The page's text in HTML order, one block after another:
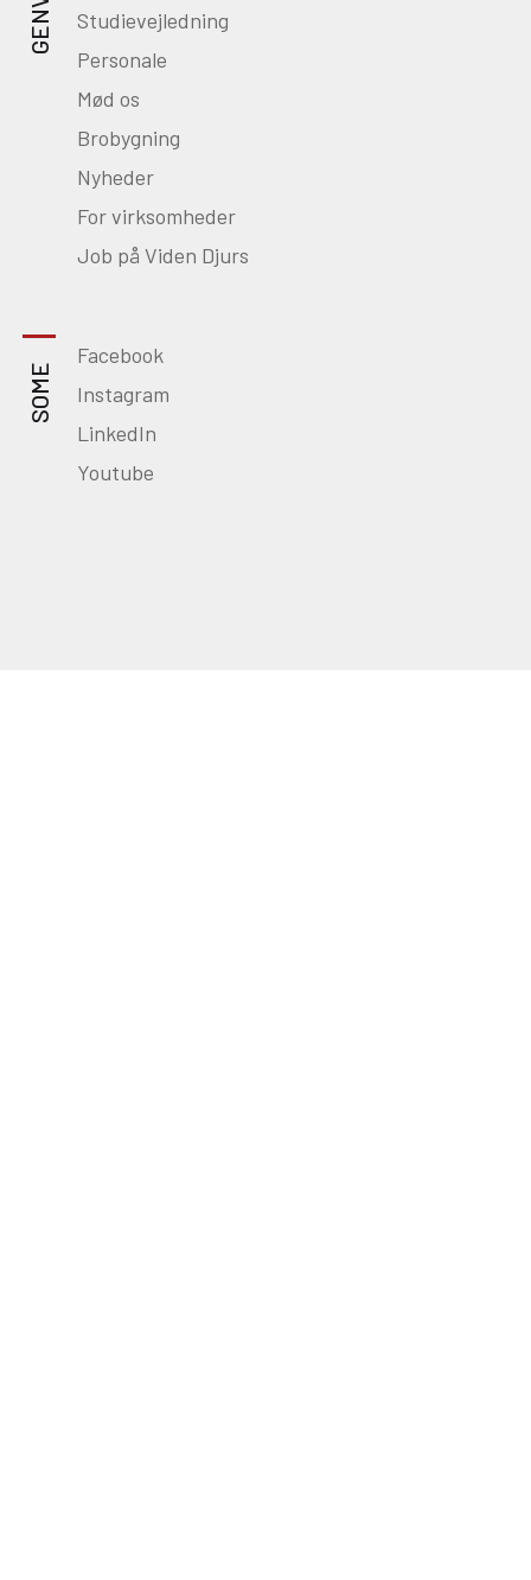
Studievejledning
Personale
Mød os
Brobygning
Nyheder
For virksomheder
Job på Viden Djurs
SOME
Facebook
Instagram
LinkedIn
Youtube